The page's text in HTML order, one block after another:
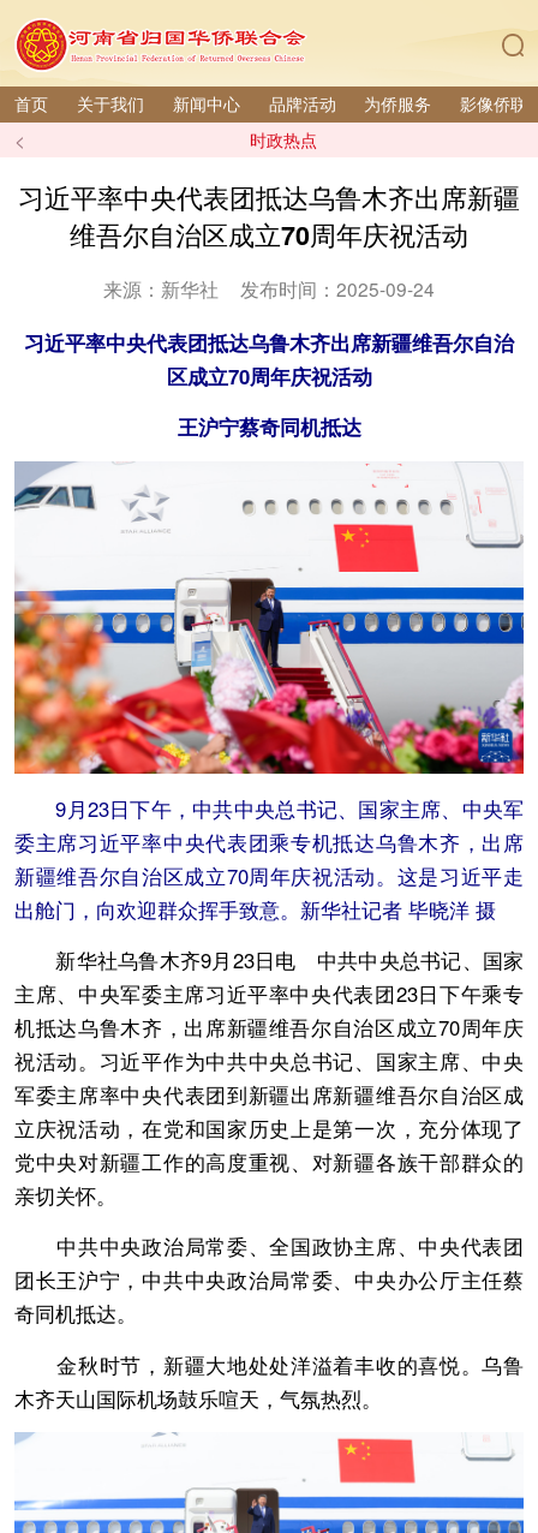
首页 关于我们 新闻中心 品牌活动 为侨服务 影像侨联
< 时政热点
习近平率中央代表团抵达乌鲁木齐出席新疆
维吾尔自治区成立70周年庆祝活动
来源：新华社 发布时间：2025-09-24
习近平率中央代表团抵达乌鲁木齐出席新疆维吾尔自治
区成立70周年庆祝活动
王沪宁蔡奇同机抵达
9月23日下午，中共中央总书记、国家主席、中央军
委主席习近平率中央代表团乘专机抵达乌鲁木齐，出席
新疆维吾尔自治区成立70周年庆祝活动。这是习近平走
出舱门，向欢迎群众挥手致意。新华社记者 毕晓洋 摄
新华社乌鲁木齐9月23日电 中共中央总书记、国家
主席、中央军委主席习近平率中央代表团23日下午乘专
机抵达乌鲁木齐，出席新疆维吾尔自治区成立70周年庆
祝活动。习近平作为中共中央总书记、国家主席、中央
军委主席率中央代表团到新疆出席新疆维吾尔自治区成
立庆祝活动，在党和国家历史上是第一次，充分体现了
党中央对新疆工作的高度重视、对新疆各族干部群众的
亲切关怀。
中共中央政治局常委、全国政协主席、中央代表团
团长王沪宁，中共中央政治局常委、中央办公厅主任蔡
奇同机抵达。
金秋时节，新疆大地处处洋溢着丰收的喜悦。乌鲁
木齐天山国际机场鼓乐喧天，气氛热烈。